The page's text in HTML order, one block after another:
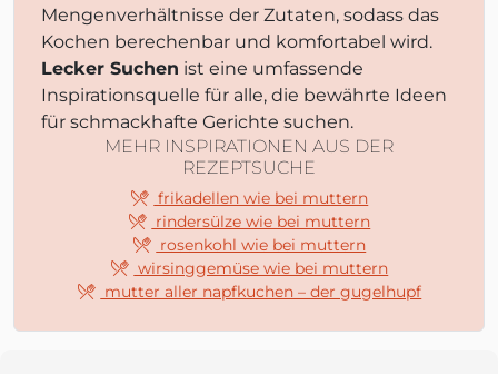
Mengenverhältnisse der Zutaten, sodass das
Kochen berechenbar und komfortabel wird.
Lecker Suchen ist eine umfassende
Inspirationsquelle für alle, die bewährte Ideen
für schmackhafte Gerichte suchen.
MEHR INSPIRATIONEN AUS DER
REZEPTSUCHE
frikadellen wie bei muttern
rindersülze wie bei muttern
rosenkohl wie bei muttern
wirsinggemüse wie bei muttern
mutter aller napfkuchen – der gugelhupf